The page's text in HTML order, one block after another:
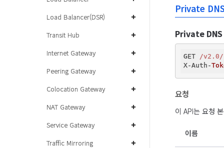
Load Balancer(DSR)
Transit Hub
Internet Gateway
Peering Gateway
Colocation Gateway
NAT Gateway
Service Gateway
Traffic Mirroring
Private
Private DNS
GET /v2.0/
X-Auth-
요청
이 API는 요청
이름